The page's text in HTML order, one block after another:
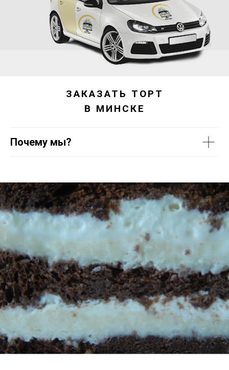
ЗАКАЗАТЬ ТОРТ
В МИНСКЕ
Почему мы?